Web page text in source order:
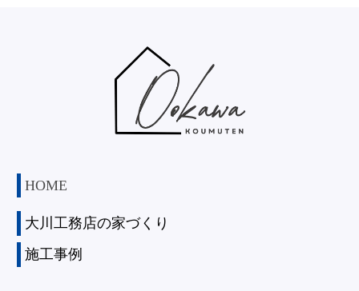
HOME
大川工務店の家づくり
施工事例